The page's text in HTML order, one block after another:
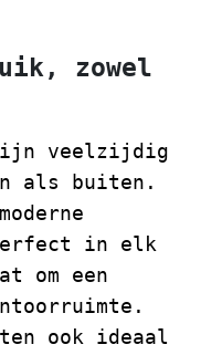
zowel
veelzijdig
als buiten.
in elk
om een
ook ideaal